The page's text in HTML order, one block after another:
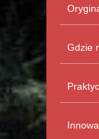
Gdzie